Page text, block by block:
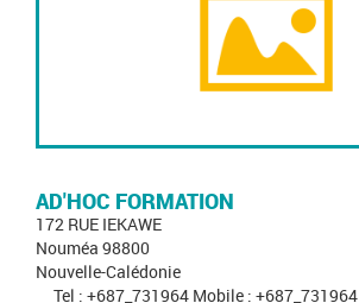
AD'HOC FORMATION
172 RUE IEKAWE
Nouméa 98800
Nouvelle-Calédonie
Tel : +687_731964 Mobile : +687_731964